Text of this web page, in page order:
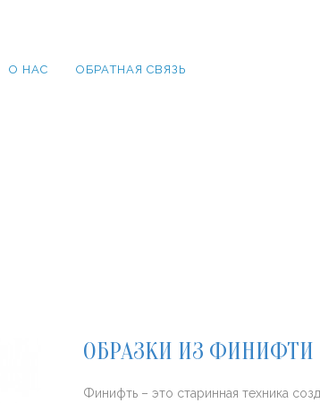
O НАС ОБРАТНАЯ СВЯЗЬ
ОБРАЗКИ ИЗ ФИНИФТИ
Финифть – это старинная техника